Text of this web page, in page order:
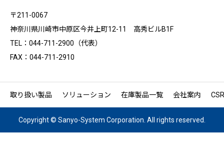
〒211-0067
神奈川県川崎市中原区今井上町12-11 高秀ビルB1F
TEL：044-711-2900（代表）
FAX：044-711-2910
取り扱い製品 ソリューション 在庫製品一覧 会社案内 CSR
Copyright © Sanyo-System Corporation. All rights reserved.